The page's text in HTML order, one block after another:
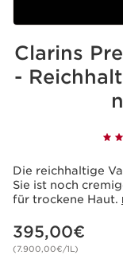
Clarins
-
Die reichhaltige
Sie ist noch
für trockene Haut.
Aktueller Preis 395,00€
395,00€
(7.900,00€/1L)